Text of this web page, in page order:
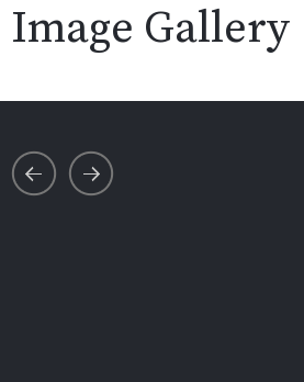
Image Gallery